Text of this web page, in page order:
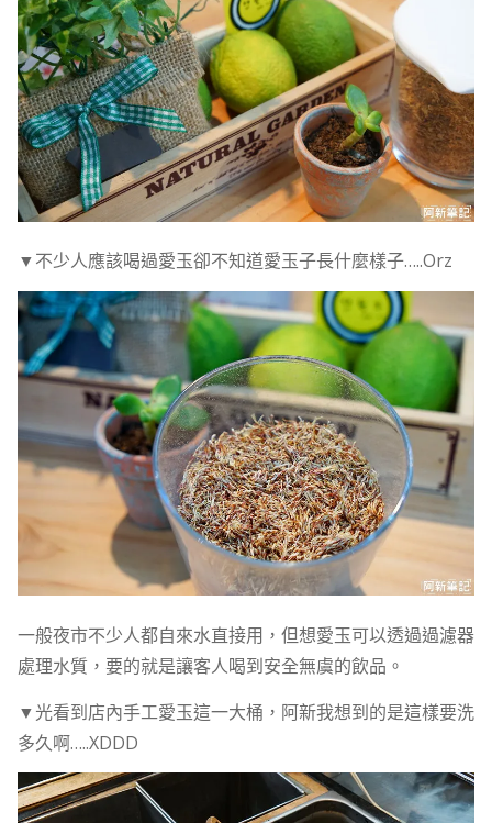
▼不少人應該喝過愛玉卻不知道愛玉子長什麼樣子…..Orz
一般夜市不少人都自來水直接用，但想愛玉可以透過過濾器
處理水質，要的就是讓客人喝到安全無虞的飲品。
▼光看到店內手工愛玉這一大桶，阿新我想到的是這樣要洗
多久啊…..XDDD